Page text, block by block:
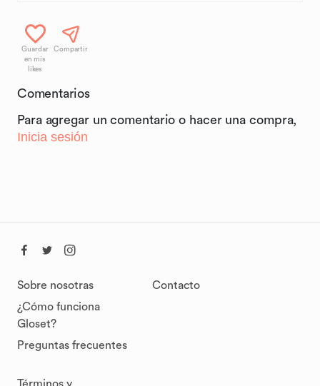
Guardar
en mis
likes
Compartir
Comentarios
Para agregar un comentario o hacer una compra,
Inicia sesión
Sobre nosotras
¿Cómo funciona
Gloset?
Preguntas frecuentes
Contacto